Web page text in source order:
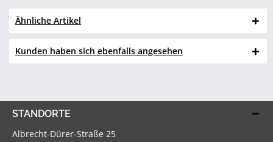
Ähnliche Artikel
Kunden haben sich ebenfalls angesehen
STANDORTE
Albrecht-Dürer-Straße 25